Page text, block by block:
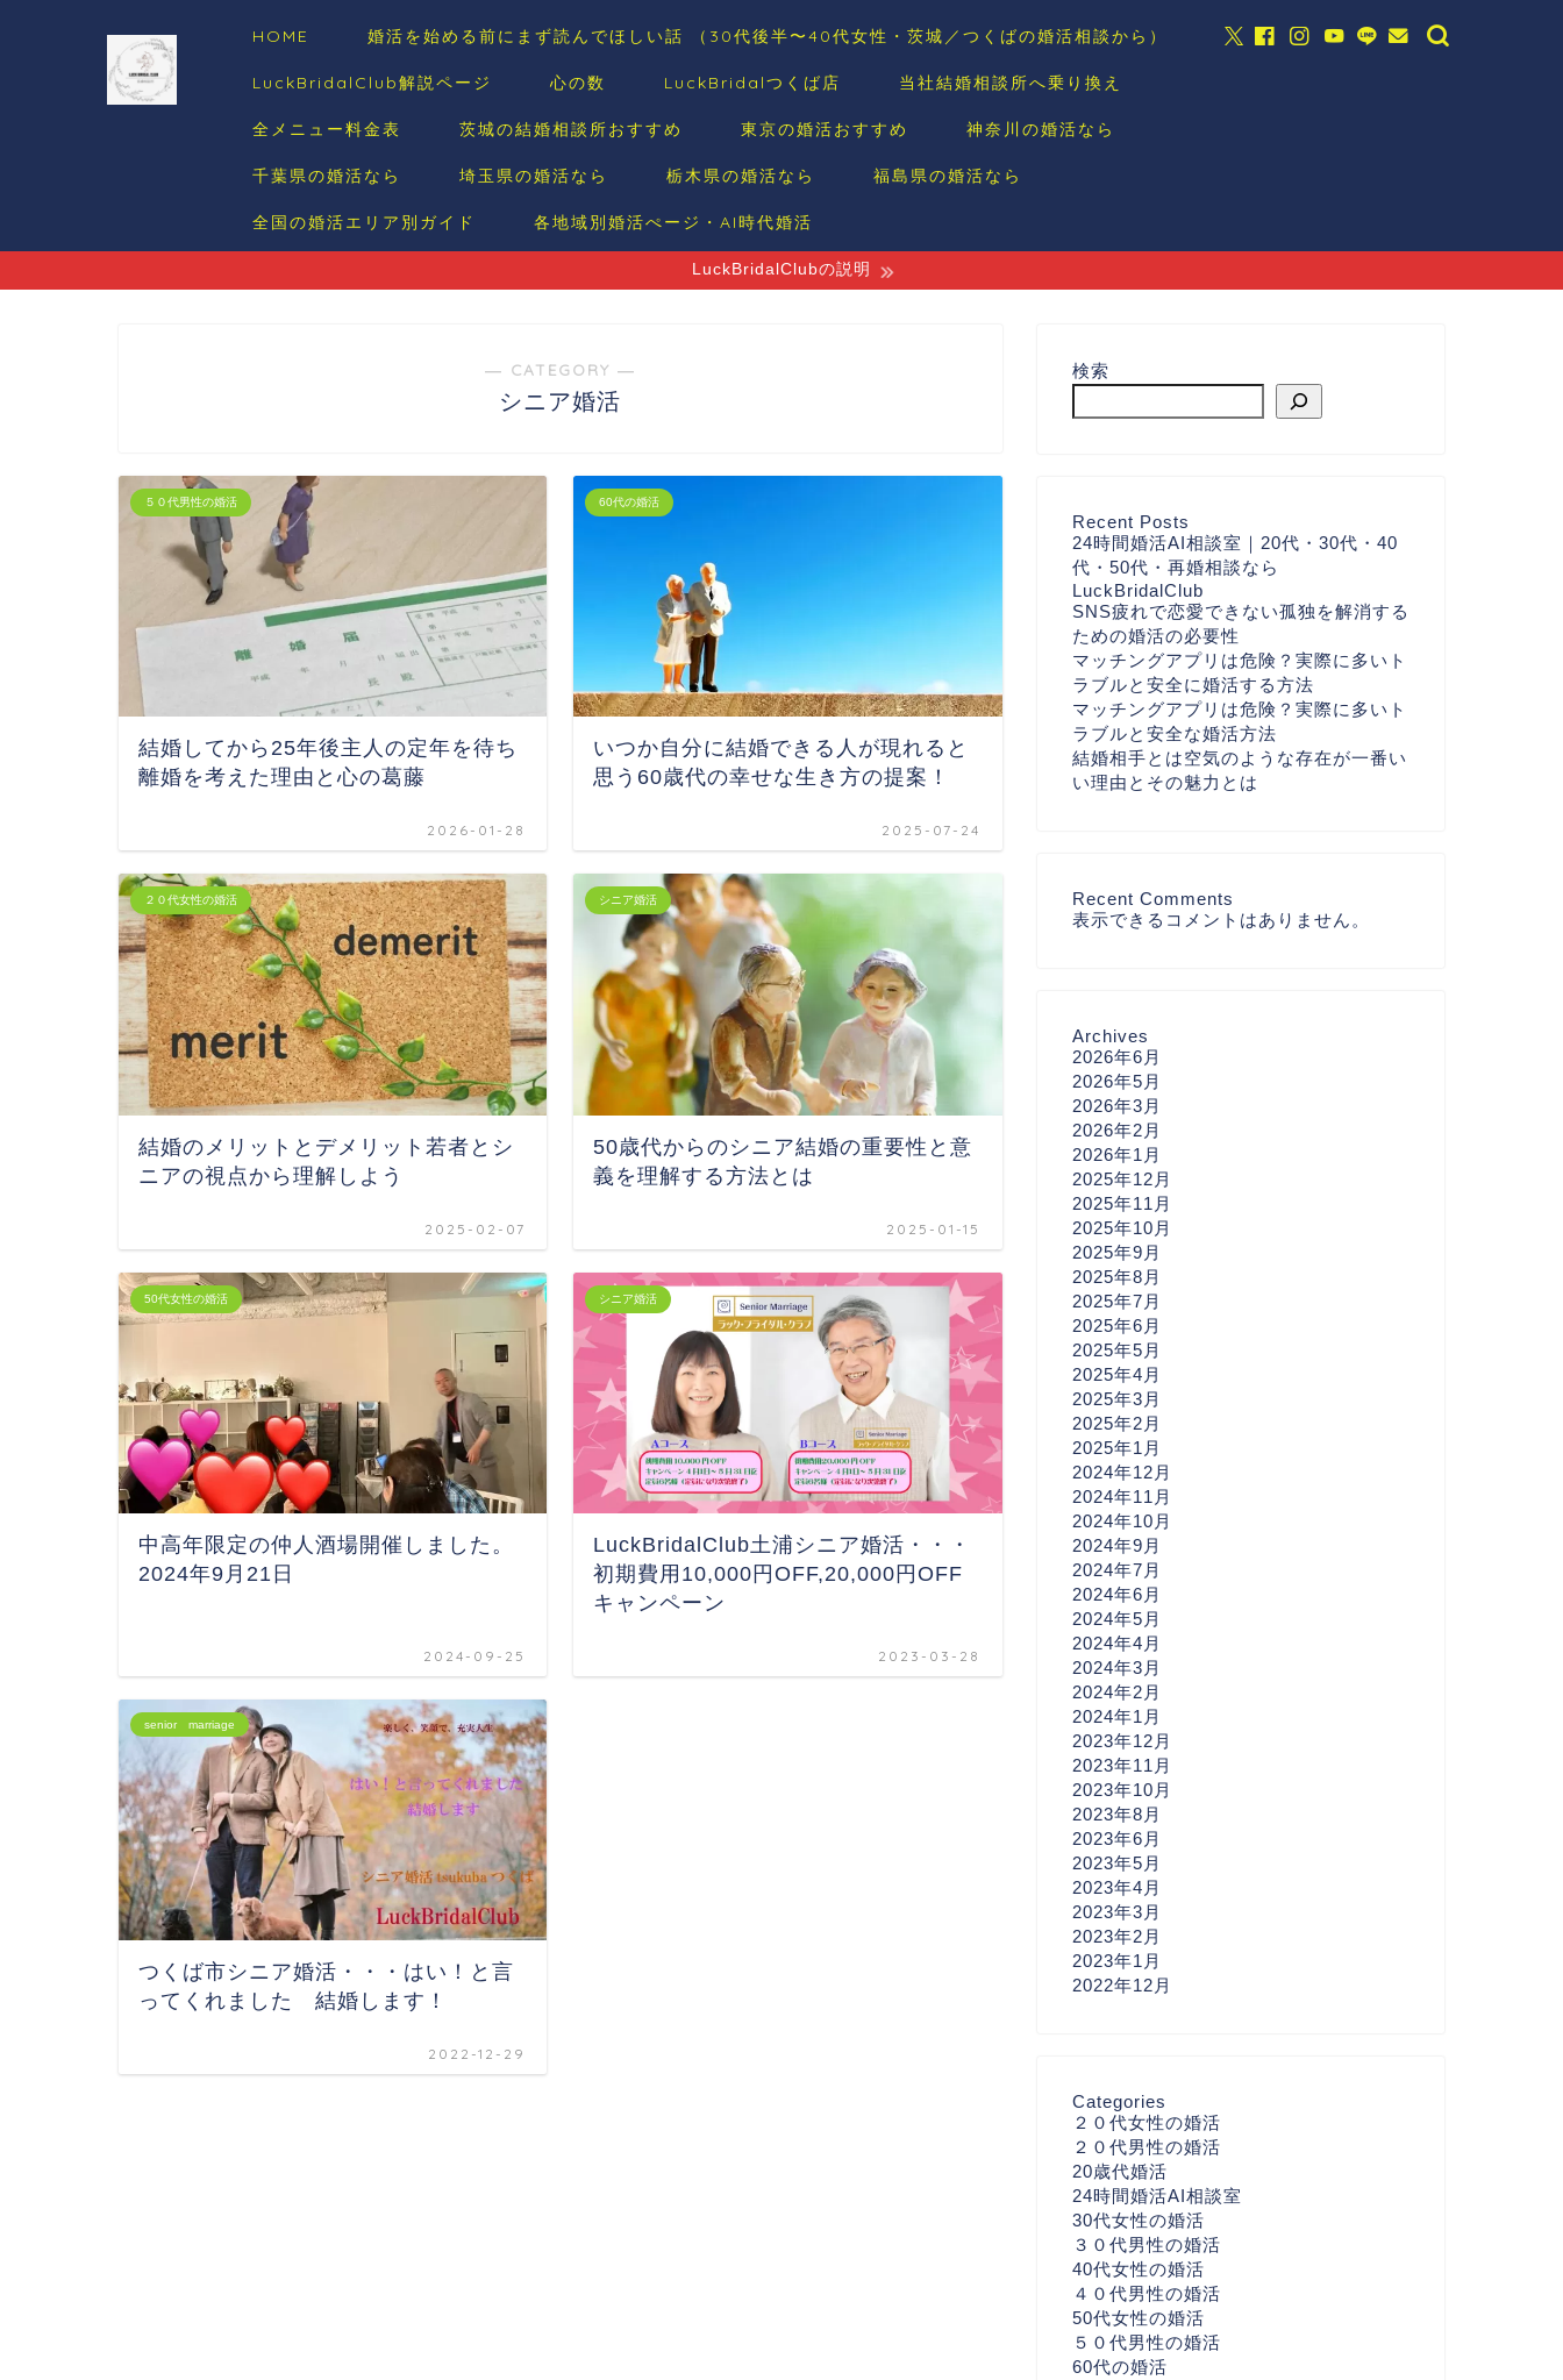
HOME 婚活を始める前にまず読んでほしい話 （30代後半〜40代女性・茨城／つくばの婚活相談から）
LuckBridalClub解説ページ 心の数 LuckBridalつくば店 当社結婚相談所へ乗り換え
全メニュー料金表 茨城の結婚相談所おすすめ 東京の婚活おすすめ 神奈川の婚活なら
千葉県の婚活なら 埼玉県の婚活なら 栃木県の婚活なら 福島県の婚活なら
全国の婚活エリア別ガイド 各地域別婚活ぺージ・AI時代婚活
LuckBridalClubの説明
― CATEGORY ―
シニア婚活
５０代男性の婚活
結婚してから25年後主人の定年を待ち
離婚を考えた理由と心の葛藤
2026-01-28
60代の婚活
いつか自分に結婚できる人が現れると
思う60歳代の幸せな生き方の提案！
2025-07-24
２０代女性の婚活
結婚のメリットとデメリット若者とシ
ニアの視点から理解しよう
2025-02-07
シニア婚活
50歳代からのシニア結婚の重要性と意
義を理解する方法とは
2025-01-15
50代女性の婚活
中高年限定の仲人酒場開催しました。
2024年9月21日
2024-09-25
シニア婚活
LuckBridalClub土浦シニア婚活・・・
初期費用10,000円OFF,20,000円OFF
キャンペーン
2023-03-28
senior marriage
つくば市シニア婚活・・・はい！と言
ってくれました 結婚します！
2022-12-29
検索
Recent Posts
24時間婚活AI相談室｜20代・30代・40
代・50代・再婚相談なら
LuckBridalClub
SNS疲れで恋愛できない孤独を解消する
ための婚活の必要性
マッチングアプリは危険？実際に多いト
ラブルと安全に婚活する方法
マッチングアプリは危険？実際に多いト
ラブルと安全な婚活方法
結婚相手とは空気のような存在が一番い
い理由とその魅力とは
Recent Comments
表示できるコメントはありません。
Archives
2026年6月
2026年5月
2026年3月
2026年2月
2026年1月
2025年12月
2025年11月
2025年10月
2025年9月
2025年8月
2025年7月
2025年6月
2025年5月
2025年4月
2025年3月
2025年2月
2025年1月
2024年12月
2024年11月
2024年10月
2024年9月
2024年7月
2024年6月
2024年5月
2024年4月
2024年3月
2024年2月
2024年1月
2023年12月
2023年11月
2023年10月
2023年8月
2023年6月
2023年5月
2023年4月
2023年3月
2023年2月
2023年1月
2022年12月
Categories
２０代女性の婚活
２０代男性の婚活
20歳代婚活
24時間婚活AI相談室
30代女性の婚活
３０代男性の婚活
40代女性の婚活
４０代男性の婚活
50代女性の婚活
５０代男性の婚活
60代の婚活